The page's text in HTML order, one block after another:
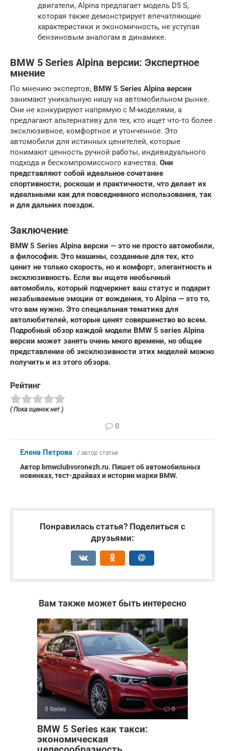
двигатели, Alpina предлагает модель D5 S,
которая также демонстрирует впечатляющие
характеристики и экономичность, не уступая
бензиновым аналогам в динамике.
BMW 5 Series Alpina версии: Экспертное
мнение
По мнению экспертов, BMW 5 Series Alpina версии
занимают уникальную нишу на автомобильном рынке.
Они не конкурируют напрямую с M-моделями, а
предлагают альтернативу для тех, кто ищет что-то более
эксклюзивное, комфортное и утонченное. Это
автомобили для истинных ценителей, которые
понимают ценность ручной работы, индивидуального
подхода и бескомпромиссного качества. Они
представляют собой идеальное сочетание
спортивности, роскоши и практичности, что делает их
идеальными как для повседневного использования, так
и для дальних поездок.
Заключение
BMW 5 Series Alpina версии — это не просто автомобили,
а философия. Это машины, созданные для тех, кто
ценит не только скорость, но и комфорт, элегантность и
эксклюзивность. Если вы ищете необычный
автомобиль, который подчеркнет ваш статус и подарит
незабываемые эмоции от вождения, то Alpina — это то,
что вам нужно. Это специальная тематика для
автолюбителей, которые ценят совершенство во всем.
Подробный обзор каждой модели BMW 5 series Alpina
версии может занять очень много времени, но общее
представление об эксклюзивности этих моделей можно
получить и из этого обзора.
Рейтинг
( Пока оценок нет )
0
Елена Петрова / автор статьи
Автор bmwclubvoronezh.ru. Пишет об автомобильных
новинках, тест-драйвах и истории марки BMW.
Понравилась статья? Поделиться с
друзьями:
Вам также может быть интересно
5 Series 0
BMW 5 Series как такси:
экономическая